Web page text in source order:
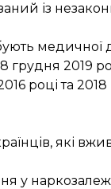
із
медичної
грудня 2019
році та 2018
які
у